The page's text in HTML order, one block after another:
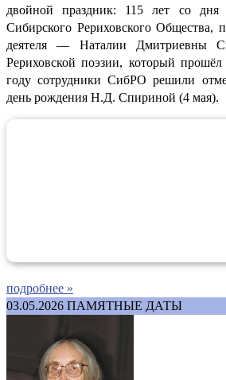
двойной праздник: 115 лет со дня
Сибирского Рериховского Общества,
деятеля — Наталии
Рериховской поэзии, который
году сотрудники СибРО решили
день рождения Н.Д. Спириной (4 мая).
подробнее »
03.05.2026 ПАМЯТНЫЕ ДАТЫ